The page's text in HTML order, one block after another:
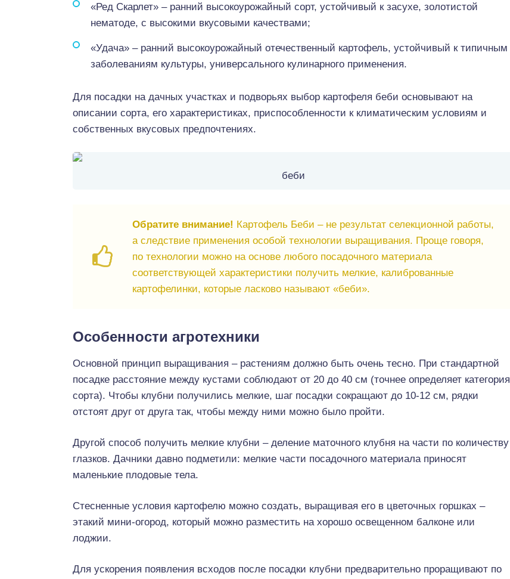
«Ред Скарлет» – ранний высокоурожайный сорт, устойчивый к засухе, золотистой
нематоде, с высокими вкусовыми качествами;
«Удача» – ранний высокоурожайный отечественный картофель, устойчивый к типичным
заболеваниям культуры, универсального кулинарного применения.
Для посадки на дачных участках и подворьях выбор картофеля беби основывают на
описании сорта, его характеристиках, приспособленности к климатическим условиям и
собственных вкусовых предпочтениях.
беби
Обратите внимание! Картофель Беби – не результат селекционной работы,
а следствие применения особой технологии выращивания. Проще говоря,
по технологии можно на основе любого посадочного материала
соответствующей характеристики получить мелкие, калиброванные
картофелинки, которые ласково называют «беби».
Особенности агротехники
Основной принцип выращивания – растениям должно быть очень тесно. При стандартной
посадке расстояние между кустами соблюдают от 20 до 40 см (точнее определяет категория
сорта). Чтобы клубни получились мелкие, шаг посадки сокращают до 10-12 см, рядки
отстоят друг от друга так, чтобы между ними можно было пройти.
Другой способ получить мелкие клубни – деление маточного клубня на части по количеству
глазков. Дачники давно подметили: мелкие части посадочного материала приносят
маленькие плодовые тела.
Стесненные условия картофелю можно создать, выращивая его в цветочных горшках –
этакий мини-огород, который можно разместить на хорошо освещенном балконе или
лоджии.
Для ускорения появления всходов после посадки клубни предварительно проращивают по